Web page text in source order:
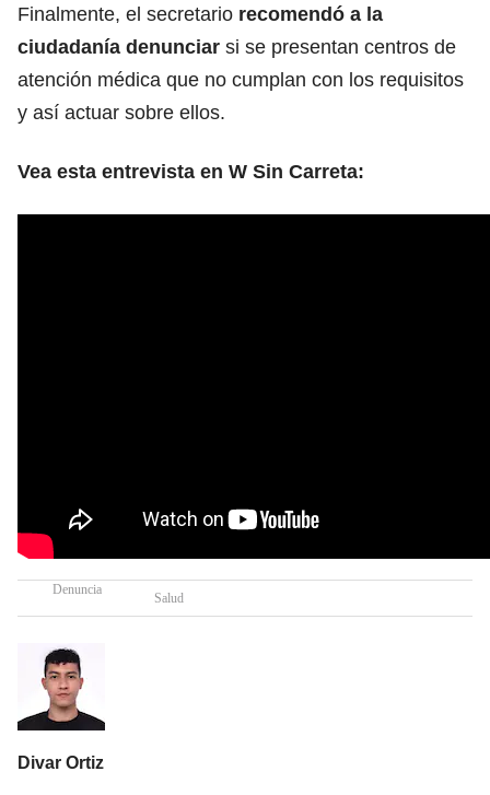
Finalmente, el secretario recomendó a la
ciudadanía denunciar si se presentan centros de
atención médica que no cumplan con los requisitos
y así actuar sobre ellos.
Vea esta entrevista en W Sin Carreta:
Denuncia
Salud
Divar Ortiz